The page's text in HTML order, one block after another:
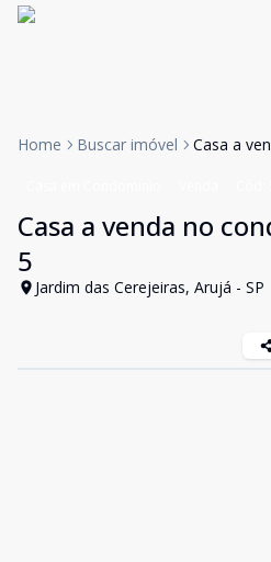
Home Buscar imóvel Casa a
Casa a venda no
5
Jardim das Cerejeiras, Arujá - SP